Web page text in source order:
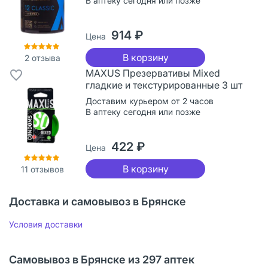
2 отзыва
Цена 914 ₽
В корзину
11 отзывов
MAXUS Презервативы Mixed
гладкие и текстурированные 3 шт
Доставим курьером от 2 часов
В аптеку сегодня или позже
Цена 422 ₽
В корзину
Доставка и самовывоз в Брянске
Условия доставки
Самовывоз в Брянске из 297 аптек